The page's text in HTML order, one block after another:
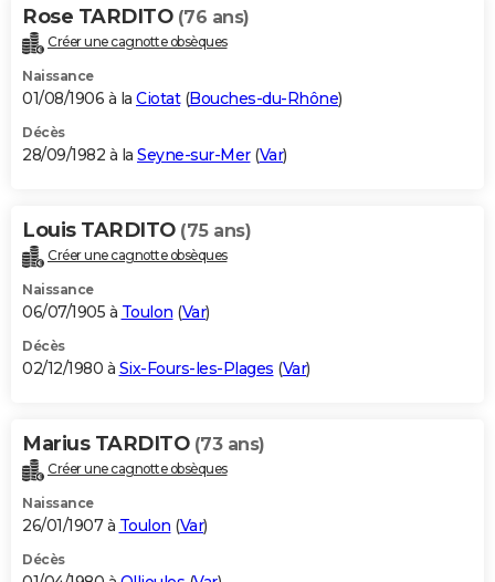
Rose TARDITO (76 ans)
Créer une cagnotte obsèques
Naissance
01/08/1906 à la Ciotat(Bouches-du-Rhône)
Décès
28/09/1982 à la Seyne-sur-Mer(Var)
Louis TARDITO (75 ans)
Créer une cagnotte obsèques
Naissance
06/07/1905 à Toulon (Var)
Décès
02/12/1980 à Six-Fours-les-Plages (Var)
Marius TARDITO (73 ans)
Créer une cagnotte obsèques
Naissance
26/01/1907 à Toulon (Var)
Décès